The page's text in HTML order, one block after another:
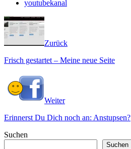
youtubekanal
Zurück
Frisch gestartet – Meine neue Seite
Weiter
Erinnerst Du Dich noch an: Anstupsen?
Suchen
Suchen